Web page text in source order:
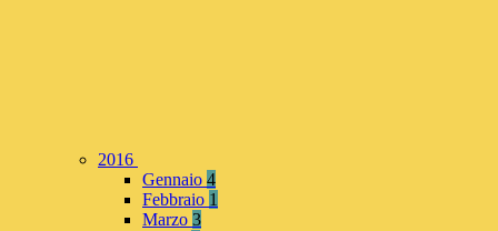
2016
Gennaio 4
Febbraio 1
Marzo 3